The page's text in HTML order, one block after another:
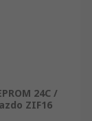
24C /
ZIF16